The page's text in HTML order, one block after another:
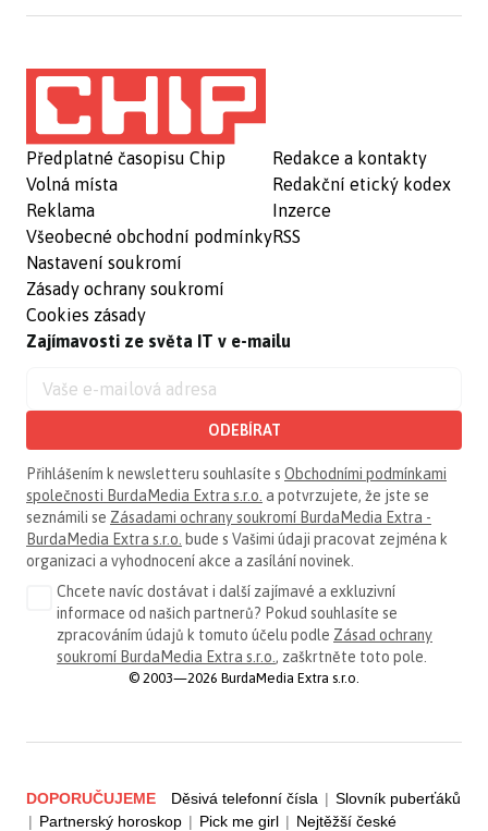
Předplatné časopisu Chip
Volná místa
Reklama
Všeobecné obchodní podmínky
Nastavení soukromí
Zásady ochrany soukromí
Cookies zásady
Redakce a kontakty
Redakční etický kodex
Inzerce
RSS
Zajímavosti ze světa IT v e-mailu
ODEBÍRAT
Přihlášením k newsletteru souhlasíte s Obchodními podmínkami
společnosti BurdaMedia Extra s.r.o. a potvrzujete, že jste se
seznámili se Zásadami ochrany soukromí BurdaMedia Extra -
BurdaMedia Extra s.r.o. bude s Vašimi údaji pracovat zejména k
organizaci a vyhodnocení akce a zasílání novinek.
Chcete navíc dostávat i další zajímavé a exkluzivní
informace od našich partnerů? Pokud souhlasíte se
zpracováním údajů k tomuto účelu podle Zásad ochrany
soukromí BurdaMedia Extra s.r.o. , zaškrtněte toto pole.
© 2003—2026 BurdaMedia Extra s.r.o.
DOPORUČUJEME Děsivá telefonní čísla | Slovník puberťáků
| Partnerský horoskop | Pick me girl | Nejtěžší české